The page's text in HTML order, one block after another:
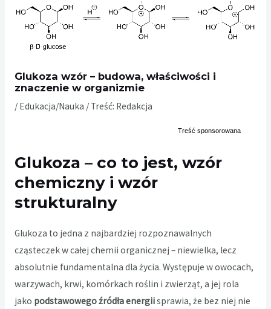
Glukoza wzór – budowa, właściwości i
znaczenie w organizmie
/ Edukacja/Nauka / Treść: Redakcja
Glukoza – co to jest, wzór
chemiczny i wzór
strukturalny
Glukoza to jedna z najbardziej rozpoznawalnych
cząsteczek w całej chemii organicznej – niewielka, lecz
absolutnie fundamentalna dla życia. Występuje w owocach,
warzywach, krwi, komórkach roślin i zwierząt, a jej rola
jako podstawowego źródła energiisprawia, że bez niej nie